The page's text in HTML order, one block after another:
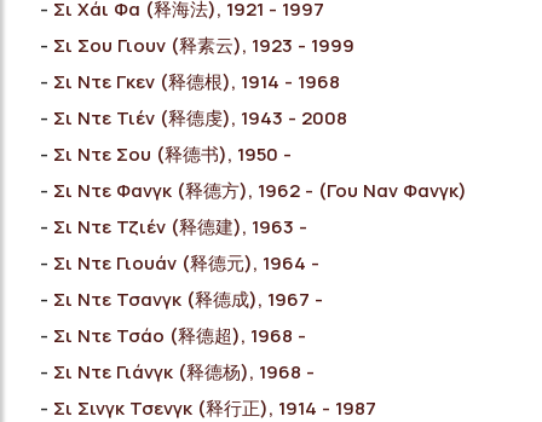
Σι Χάι Φα (释海法), 1921 - 1997
Σι Σου Γιουν (释素云), 1923 - 1999
Σι Ντε Γκεν (释德根), 1914 - 1968
Σι Ντε Τιέν (释德虔), 1943 - 2008
Σι Ντε Σου (释德书), 1950 -
Σι Ντε Φανγκ (释德方), 1962 - (Γου Ναν Φανγκ)
Σι Ντε Τζιέν (释德建), 1963 -
Σι Ντε Γιουάν (释德元), 1964 -
Σι Ντε Τσανγκ (释德成), 1967 -
Σι Ντε Τσάο (释德超), 1968 -
Σι Ντε Γιάνγκ (释德杨), 1968 -
Σι Σινγκ Τσενγκ (释行正), 1914 - 1987